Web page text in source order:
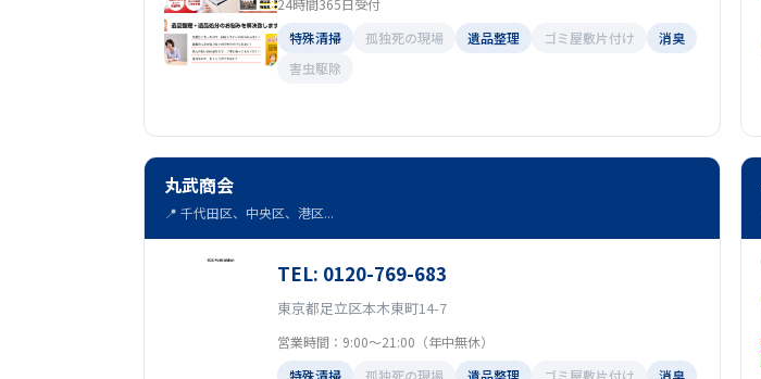
24時間365日受付
特殊清掃
孤独死の現場 遺品整理 ゴミ屋敷片付け
消臭
害虫駆除
丸武商会
📍 千代田区、中央区、港区...
TEL: 0120-769-683
東京都足立区本木東町14-7
営業時間：9:00〜21:00（年中無休）
特殊清掃
孤独死の現場 遺品整理 ゴミ屋敷片付け
消臭